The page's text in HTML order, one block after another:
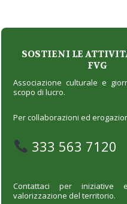
SOSTIENI LE
FVG
Associazione culturale e
scopo di lucro.
Per collaborazioni ed
333 563 7120
Contattaci per iniziative
valorizzazione del territorio.